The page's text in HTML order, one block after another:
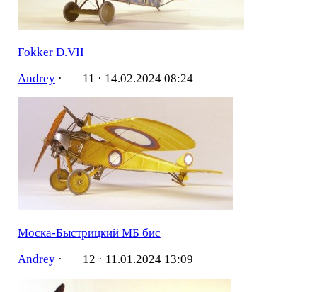
Fokker D.VII
Andrey· 11 · 14.02.2024 08:24
Моска-Быстрицкий МБ бис
Andrey· 12 · 11.01.2024 13:09